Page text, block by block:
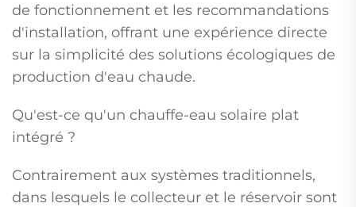
de fonctionnement et les recommandations
d'installation, offrant une expérience directe
sur la simplicité des solutions écologiques de
production d'eau chaude.
Qu'est-ce qu'un chauffe-eau solaire plat
intégré ?
Contrairement aux systèmes traditionnels,
dans lesquels le collecteur et le réservoir sont